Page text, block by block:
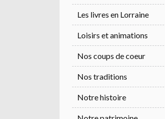
Les livres en Lorraine
Loisirs et animations
Nos coups de coeur
Nos traditions
Notre histoire